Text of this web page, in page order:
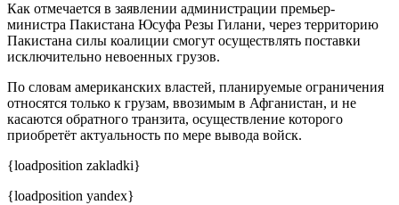
Как отмечается в заявлении администрации премьер-
министра Пакистана Юсуфа Резы Гилани, через территорию
Пакистана силы коалиции смогут осуществлять поставки
исключительно невоенных грузов.
По словам американских властей, планируемые ограничения
относятся только к грузам, ввозимым в Афганистан, и не
касаются обратного транзита, осуществление которого
приобретёт актуальность по мере вывода войск.
{loadposition zakladki}
{loadposition yandex}